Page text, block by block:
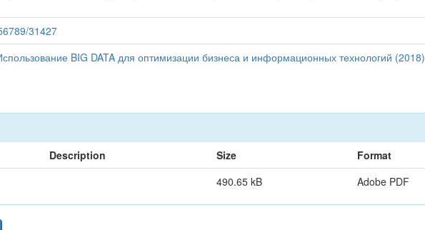
31427
BIG DATA для оптимизации бизнеса и информационных технологий (2018)
Description Size
Format
490.65 kB Adobe PDF